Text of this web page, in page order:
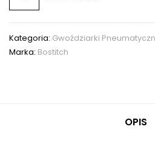
Kategoria: Gwoździarki
Marka: Bostitch
OPIS